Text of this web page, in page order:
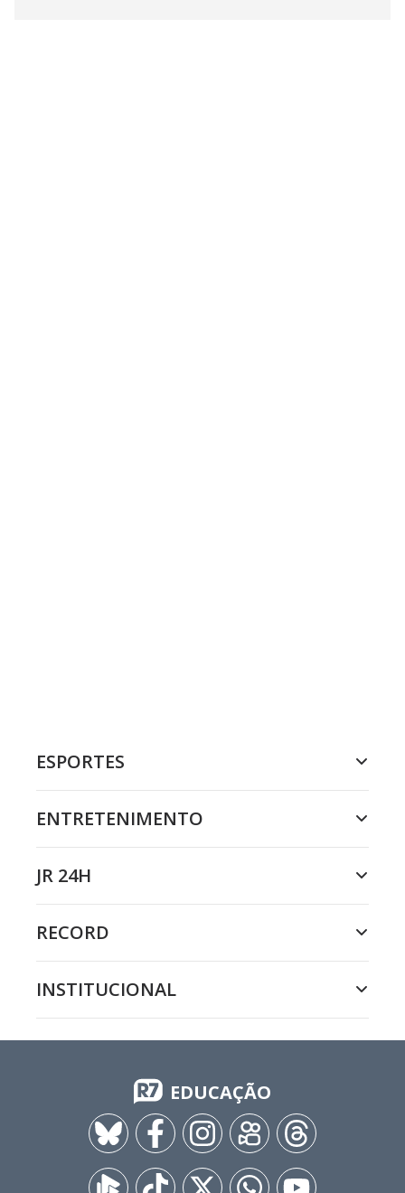
ESPORTES
ENTRETENIMENTO
JR 24H
RECORD
INSTITUCIONAL
EDUCAÇÃO